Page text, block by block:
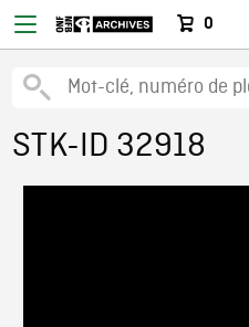
0
STK-ID 32918